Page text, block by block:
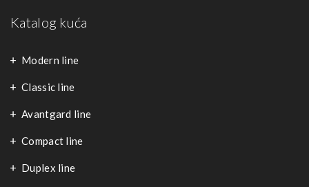
Katalog kuća
Modern line
Classic line
Avantgard line
Compact line
Duplex line